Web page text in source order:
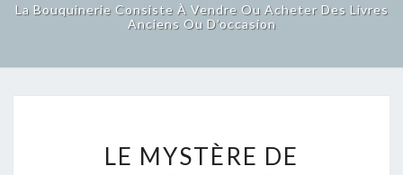
La Bouquinerie Consiste À Vendre Ou Acheter Des Livres
Anciens Ou D’occasion
MYSTÈRE
LE MYSTÈRE DE